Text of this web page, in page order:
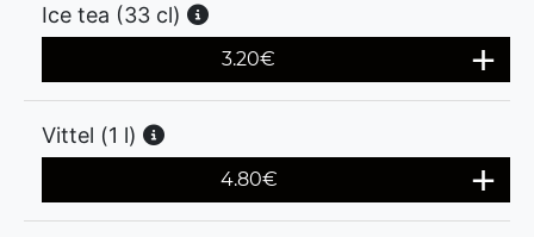
Ice tea (33 cl)
3.20€
Vittel (1 l)
4.80€